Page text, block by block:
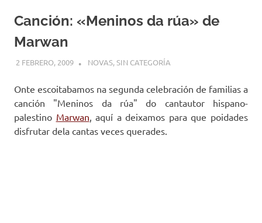
Canción: «Meninos da rúa» de
Marwan
2 FEBRERO, 2009 DESARROLLO
NOVAS,SIN CATEGORÍA
Onte escoitabamos na segunda celebración de familias a
canción "Meninos da rúa" do cantautor hispano-
palestino Marwan , aquí a deixamos para que poidades
disfrutar dela cantas veces querades.